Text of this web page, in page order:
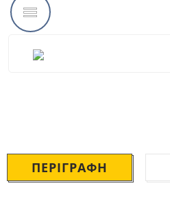
ΠΕΡΙΓΡΑΦΉ